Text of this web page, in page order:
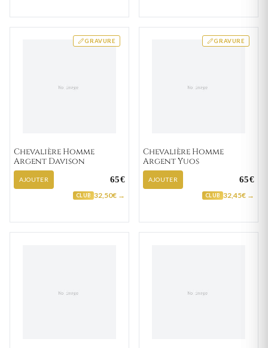
GRAVURE
Chevalière Homme
Argent Davison
AJOUTER 65€
CLUB 32,50€ →
GRAVURE
Chevalière Homme
Argent Yuos
AJOUTER 65€
CLUB 32,45€ →